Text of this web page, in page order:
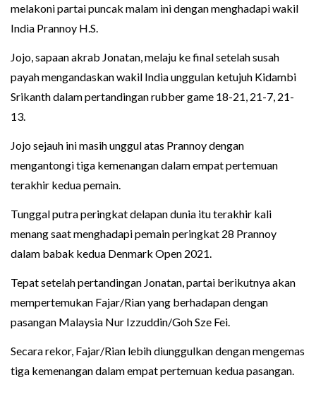
melakoni partai puncak malam ini dengan menghadapi wakil
India Prannoy H.S.
Jojo, sapaan akrab Jonatan, melaju ke final setelah susah
payah mengandaskan wakil India unggulan ketujuh Kidambi
Srikanth dalam pertandingan rubber game 18-21, 21-7, 21-
13.
Jojo sejauh ini masih unggul atas Prannoy dengan
mengantongi tiga kemenangan dalam empat pertemuan
terakhir kedua pemain.
Tunggal putra peringkat delapan dunia itu terakhir kali
menang saat menghadapi pemain peringkat 28 Prannoy
dalam babak kedua Denmark Open 2021.
Tepat setelah pertandingan Jonatan, partai berikutnya akan
mempertemukan Fajar/Rian yang berhadapan dengan
pasangan Malaysia Nur Izzuddin/Goh Sze Fei.
Secara rekor, Fajar/Rian lebih diunggulkan dengan mengemas
tiga kemenangan dalam empat pertemuan kedua pasangan.